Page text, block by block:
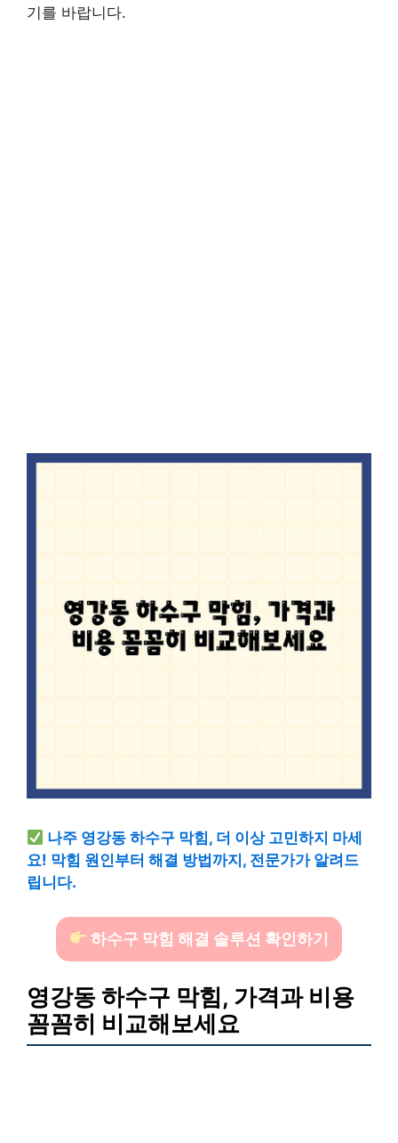
기를 바랍니다.
나주 영강동 하수구 막힘, 더 이상 고민하지 마세
요! 막힘 원인부터 해결 방법까지, 전문가가 알려드
립니다.
하수구 막힘 해결 솔루션 확인하기
영강동 하수구 막힘, 가격과 비용
꼼꼼히 비교해보세요